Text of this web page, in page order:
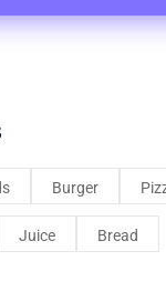
Burger
Juice Bread